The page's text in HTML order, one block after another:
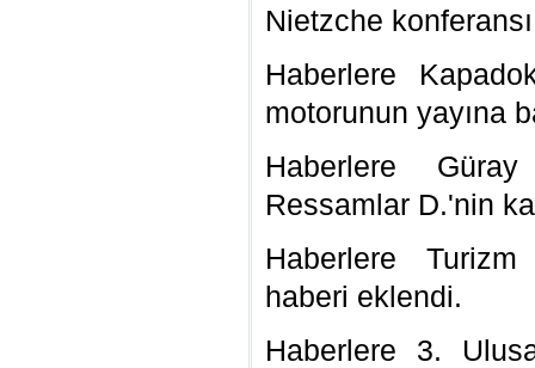
Nietzche
Haberlere
motorunun yayına
Haberlere
Ressamlar D.'nin
Haberlere
haberi eklendi.
Haberlere 3.